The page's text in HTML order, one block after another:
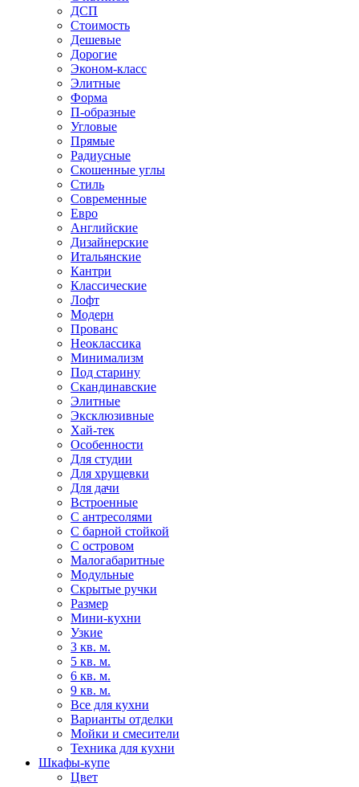
ДСП
Стоимость
Дешевые
Дорогие
Эконом-класс
Элитные
Форма
П-образные
Угловые
Прямые
Радиусные
Скошенные углы
Стиль
Современные
Евро
Английские
Дизайнерские
Итальянские
Кантри
Классические
Лофт
Модерн
Прованс
Неоклассика
Минимализм
Под старину
Скандинавские
Элитные
Эксклюзивные
Хай-тек
Особенности
Для студии
Для хрущевки
Для дачи
Встроенные
С антресолями
С барной стойкой
С островом
Малогабаритные
Модульные
Скрытые ручки
Размер
Мини-кухни
Узкие
3 кв. м.
5 кв. м.
6 кв. м.
9 кв. м.
Все для кухни
Варианты отделки
Мойки и смесители
Техника для кухни
Шкафы-купе
Цвет